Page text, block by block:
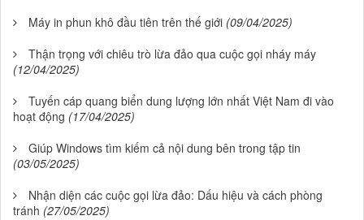
Máy in phun khô đầu tiên trên thế giới (09/04/2025)
Thận trọng với chiêu trò lừa đảo qua cuộc gọi nháy máy
(12/04/2025)
Tuyến cáp quang biển dung lượng lớn nhất Việt Nam đi vào
hoạt động (17/04/2025)
Giúp Windows tìm kiếm cả nội dung bên trong tập tin
(03/05/2025)
Nhận diện các cuộc gọi lừa đảo: Dấu hiệu và cách phòng
tránh (27/05/2025)